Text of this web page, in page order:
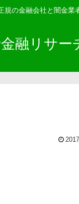
の金融会社と闇金業
融リサー